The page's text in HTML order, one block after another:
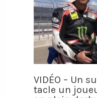
VIDÉO – Un
tacle un